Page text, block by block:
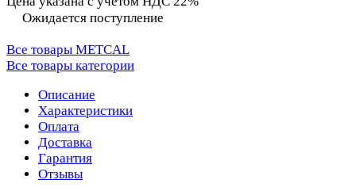
Ожидается поступление
Все товары METCAL
Все товары категории
Описание
Характеристики
Оплата
Доставка
Гарантия
Отзывы